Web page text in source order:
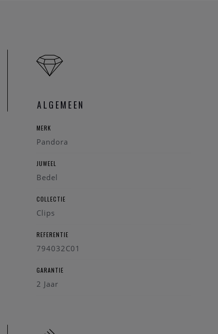
Kleur: Zilverkleurig
Compatibel met: Pandora Moments-armbanden en -
Een glinsterende finishing touch die je look compleet maakt.
ALGEMEEN
MERK
Pandora
JUWEEL
Bedel
COLLECTIE
Clips
REFERENTIE
794032C01
GARANTIE
2 Jaar